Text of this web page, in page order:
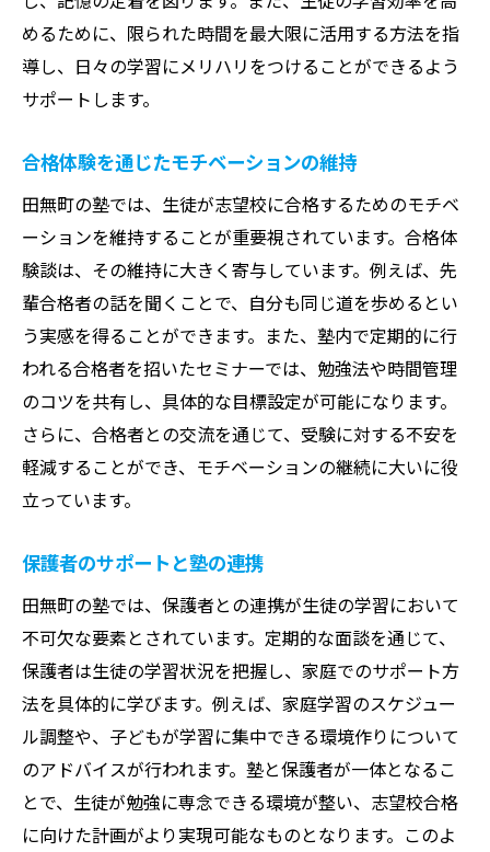
めるために、限られた時間を最大限に活用する方法を指
導し、日々の学習にメリハリをつけることができるよう
サポートします。
合格体験を通じたモチベーションの維持
田無町の塾では、生徒が志望校に合格するためのモチベ
ーションを維持することが重要視されています。合格体
験談は、その維持に大きく寄与しています。例えば、先
輩合格者の話を聞くことで、自分も同じ道を歩めるとい
う実感を得ることができます。また、塾内で定期的に行
われる合格者を招いたセミナーでは、勉強法や時間管理
のコツを共有し、具体的な目標設定が可能になります。
さらに、合格者との交流を通じて、受験に対する不安を
軽減することができ、モチベーションの継続に大いに役
立っています。
保護者のサポートと塾の連携
田無町の塾では、保護者との連携が生徒の学習において
不可欠な要素とされています。定期的な面談を通じて、
保護者は生徒の学習状況を把握し、家庭でのサポート方
法を具体的に学びます。例えば、家庭学習のスケジュー
ル調整や、子どもが学習に集中できる環境作りについて
のアドバイスが行われます。塾と保護者が一体となるこ
とで、生徒が勉強に専念できる環境が整い、志望校合格
に向けた計画がより実現可能なものとなります。このよ